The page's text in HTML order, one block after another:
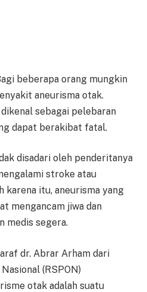
beberapa orang mungkin
aneurisma otak.
sebagai pelebaran
dapat berakibat fatal.
disadari oleh penderitanya
stroke atau
karena itu, aneurisma yang
mengancam jiwa dan
medis segera.
dr. Abrar Arham dari
(RSPON)
otak adalah suatu